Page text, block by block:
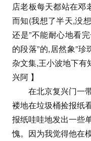
店老板每天都站在邓
而知(我想了半天,没
还是”不能耐心地看
的段落”的,居然象”
杂文集,王小波地下有
兴阿 】
在北京复兴门一带
褛地在垃圾桶捡报纸
报纸哇哇地发出一些
愧。因为我觉得他在